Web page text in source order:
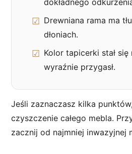
Drewniana rama ma
dłoniach.
Kolor tapicerki stał
wyraźnie przygasł.
Jeśli zaznaczasz kilka
czyszczenie całego mebla.
zacznij od najmniej inwazyjnej